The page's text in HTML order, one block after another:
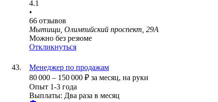
4.1
•
66 отзывов
Мытищи, Олимпийский проспект, 29А
Можно без резюме
Откликнуться
Менеджер по продажам
80 000 – 150 000 ₽ за месяц, на руки
Опыт 1-3 года
Выплаты: Два раза в месяц